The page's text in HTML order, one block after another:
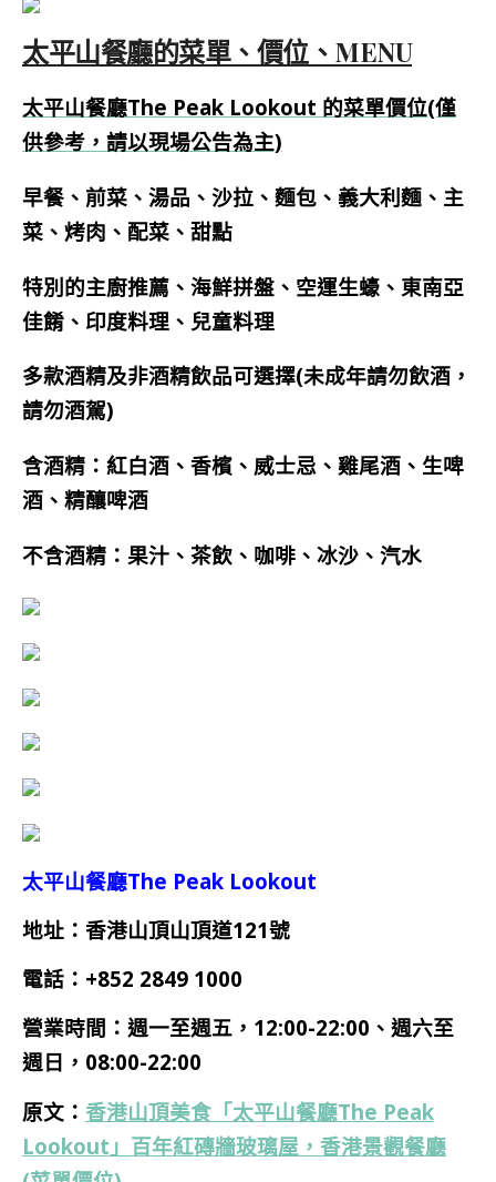
太平山餐廳的菜單、價位、MENU
太平山餐廳The Peak Lookout 的菜單價位(僅
供參考，請以現場公告為主)
早餐、前菜、湯品、沙拉、麵包、義大利麵、主
菜、烤肉、配菜、甜點
特別的主廚推薦、海鮮拼盤、空運生蠔、東南亞
佳餚、印度料理、兒童料理
多款酒精及非酒精飲品可選擇(未成年請勿飲酒，
請勿酒駕)
含酒精：紅白酒、香檳、威士忌、雞尾酒、生啤
酒、精釀啤酒
不含酒精：果汁、茶飲、咖啡、冰沙、汽水
太平山餐廳The Peak Lookout
地址：香港山頂山頂道121號
電話： +852 2849 1000
營業時間： 週一至週五 ，12:00-22:00、週六至
週日，08:00-22:00
原文： 香港山頂美食「太平山餐廳The Peak
Lookout」百年紅磚牆玻璃屋，香港景觀餐廳